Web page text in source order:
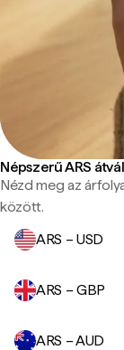
Népszerű ARS
Nézd meg az
között.
ARS – USD
ARS – GBP
ARS – AUD